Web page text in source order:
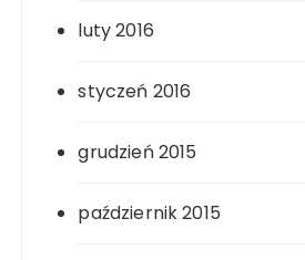
luty 2016
styczeń 2016
grudzień 2015
październik 2015